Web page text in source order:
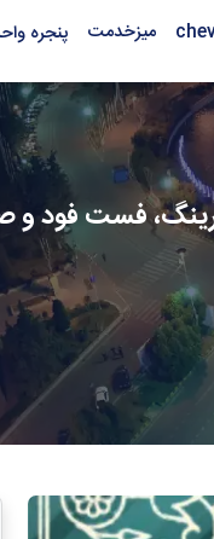
میزخدمت
پنجره
فست فود و